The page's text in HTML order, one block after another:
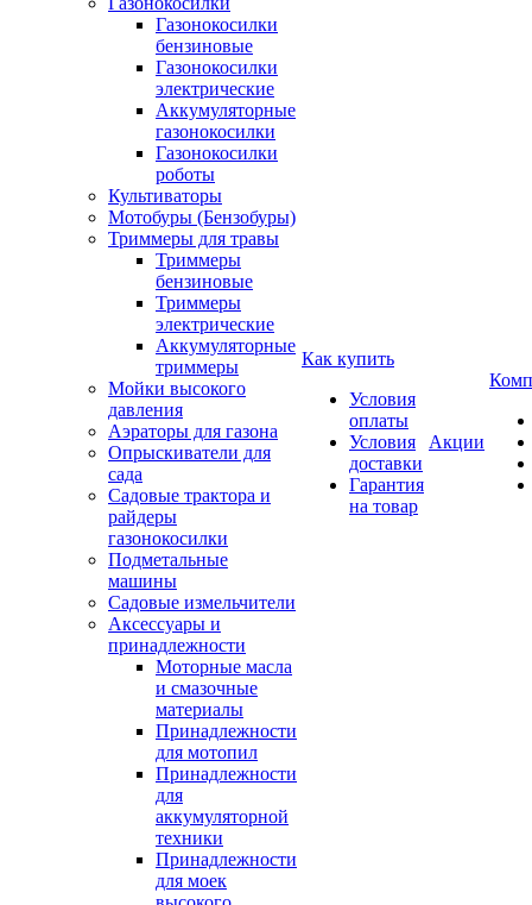
Газонокосилки
бензиновые
Газонокосилки
электрические
Аккумуляторные
газонокосилки
Газонокосилки
роботы
Культиваторы
Мотобуры (Бензобуры)
Триммеры для травы
Триммеры
бензиновые
Триммеры
электрические
Аккумуляторные
триммеры
Мойки высокого
давления
Аэраторы для газона
Опрыскиватели для
сада
Садовые трактора и
райдеры
газонокосилки
Подметальные
машины
Садовые измельчители
Аксессуары и
принадлежности
Моторные масла
и смазочные
материалы
Принадлежности
для мотопил
Принадлежности
для
аккумуляторной
техники
Принадлежности
для моек
Как купить
Условия
оплаты
Условия
доставки
Гарантия
на товар
Акции